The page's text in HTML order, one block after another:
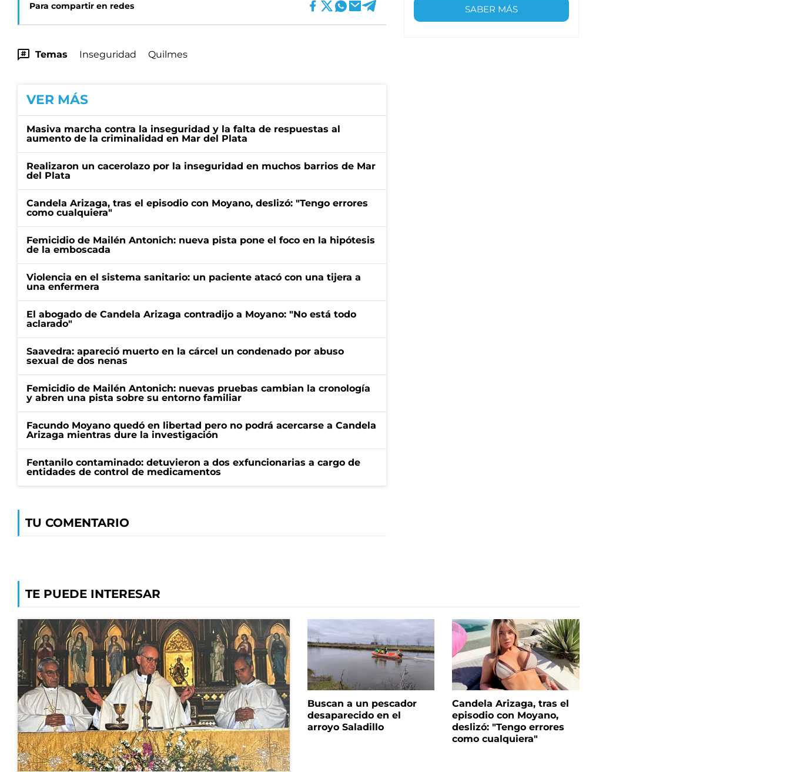
Para compartir en redes
Temas Inseguridad Quilmes
VER MÁS
Masiva marcha contra la inseguridad y la falta de respuestas al
aumento de la criminalidad en Mar del Plata
Realizaron un cacerolazo por la inseguridad en muchos barrios de Mar
del Plata
Candela Arizaga, tras el episodio con Moyano, deslizó: "Tengo errores
como cualquiera"
Femicidio de Mailén Antonich: nueva pista pone el foco en la hipótesis
de la emboscada
Violencia en el sistema sanitario: un paciente atacó con una tijera a
una enfermera
El abogado de Candela Arizaga contradijo a Moyano: "No está todo
aclarado"
Saavedra: apareció muerto en la cárcel un condenado por abuso
sexual de dos nenas
Femicidio de Mailén Antonich: nuevas pruebas cambian la cronología
y abren una pista sobre su entorno familiar
Facundo Moyano quedó en libertad pero no podrá acercarse a Candela
Arizaga mientras dure la investigación
Fentanilo contaminado: detuvieron a dos exfuncionarias a cargo de
entidades de control de medicamentos
TU COMENTARIO
SABER MÁS
TE PUEDE INTERESAR
Buscan a un pescador
desaparecido en el
arroyo Saladillo
Candela Arizaga, tras el
episodio con Moyano,
deslizó: "Tengo errores
como cualquiera"